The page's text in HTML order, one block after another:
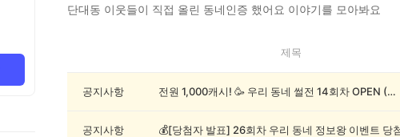
단대동 이웃들이 직접 올린 동네인증 했어요 이야기를 모아봐요
동
제목
공지사항 전원 1,000캐시! 🥳 우리 동네 썰전 14회차 OPEN (~8/17)
공지사항